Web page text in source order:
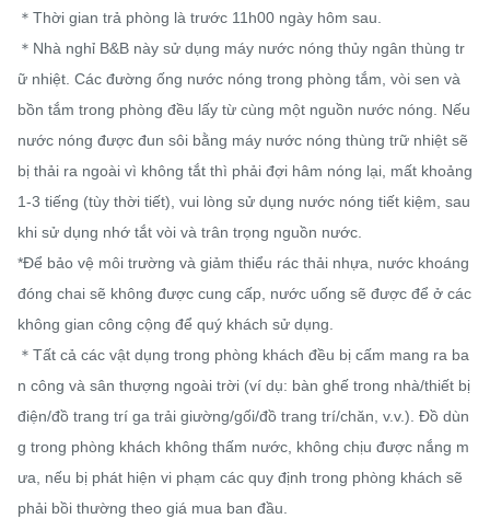
＊Thời gian trả phòng là trước 11h00 ngày hôm sau.
＊Nhà nghỉ B&B này sử dụng máy nước nóng thủy ngân thùng tr
ữ nhiệt. Các đường ống nước nóng trong phòng tắm, vòi sen và
bồn tắm trong phòng đều lấy từ cùng một nguồn nước nóng. Nếu
nước nóng được đun sôi bằng máy nước nóng thùng trữ nhiệt sẽ
bị thải ra ngoài vì không tắt thì phải đợi hâm nóng lại, mất khoảng
1-3 tiếng (tùy thời tiết), vui lòng sử dụng nước nóng tiết kiệm, sau
khi sử dụng nhớ tắt vòi và trân trọng nguồn nước.
*Để bảo vệ môi trường và giảm thiểu rác thải nhựa, nước khoáng
đóng chai sẽ không được cung cấp, nước uống sẽ được để ở các
không gian công cộng để quý khách sử dụng.
＊Tất cả các vật dụng trong phòng khách đều bị cấm mang ra ba
n công và sân thượng ngoài trời (ví dụ: bàn ghế trong nhà/thiết bị
điện/đồ trang trí ga trải giường/gối/đồ trang trí/chăn, v.v.). Đồ dùn
g trong phòng khách không thấm nước, không chịu được nắng m
ưa, nếu bị phát hiện vi phạm các quy định trong phòng khách sẽ
phải bồi thường theo giá mua ban đầu.